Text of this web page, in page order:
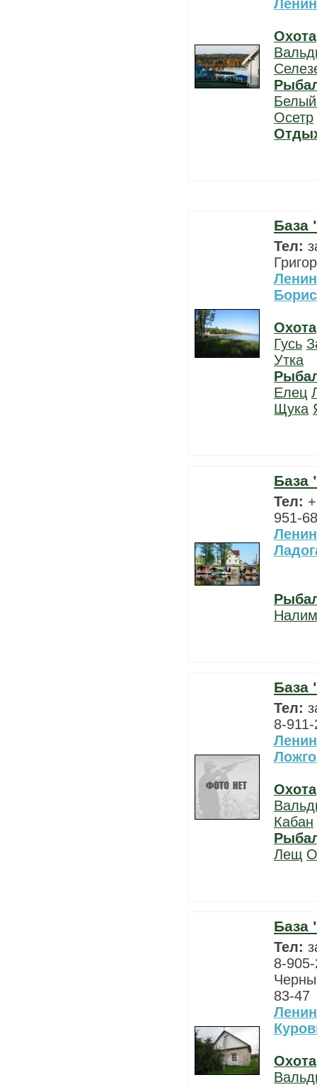
Охота
Осетр
База
Тел:
Охота
Гусь
Утка
Елец
Щука
База
Тел:
951-
Налим
База
Тел:
8-
Охота
Кабан
Лещ
База
Тел:
8-
83-47
Охота